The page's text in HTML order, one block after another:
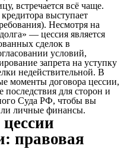
встречается всё чаще.
выступает
Несмотря на
— цессия является
сделок в
условий,
запрета на уступку
недействительной. В
моменты договора цессии,
последствия для сторон и
Суда РФ, чтобы вы
личные финансы.
правовая